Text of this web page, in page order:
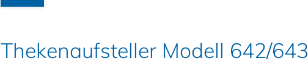
Thekenaufsteller Modell 642/643